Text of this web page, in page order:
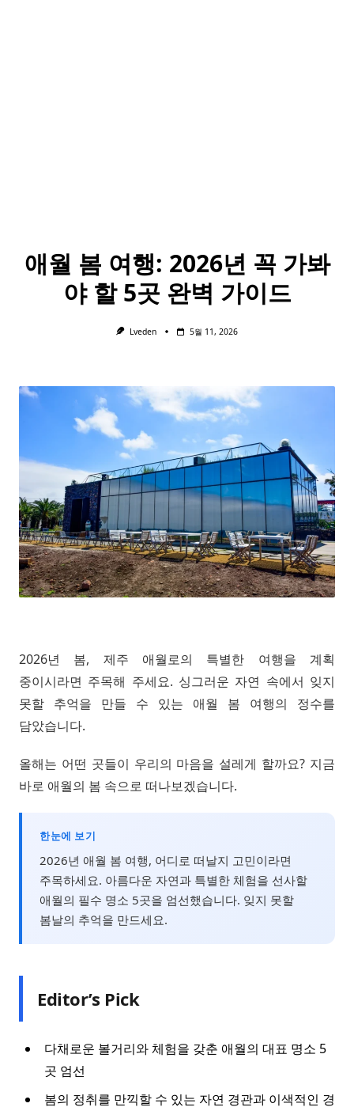
애월 봄 여행: 2026년 꼭 가봐
야 할 5곳 완벽 가이드
Lveden 5월 11, 2026
2026년 봄, 제주 애월로의 특별한 여행을 계획
중이시라면 주목해 주세요. 싱그러운 자연 속에서 잊지
못할 추억을 만들 수 있는 애월 봄 여행의 정수를
담았습니다.
올해는 어떤 곳들이 우리의 마음을 설레게 할까요? 지금
바로 애월의 봄 속으로 떠나보겠습니다.
한눈에 보기
2026년 애월 봄 여행, 어디로 떠날지 고민이라면
주목하세요. 아름다운 자연과 특별한 체험을 선사할
애월의 필수 명소 5곳을 엄선했습니다. 잊지 못할
봄날의 추억을 만드세요.
Editor’s Pick
다채로운 볼거리와 체험을 갖춘 애월의 대표 명소 5
곳 엄선
봄의 정취를 만끽할 수 있는 자연 경관과 이색적인 경